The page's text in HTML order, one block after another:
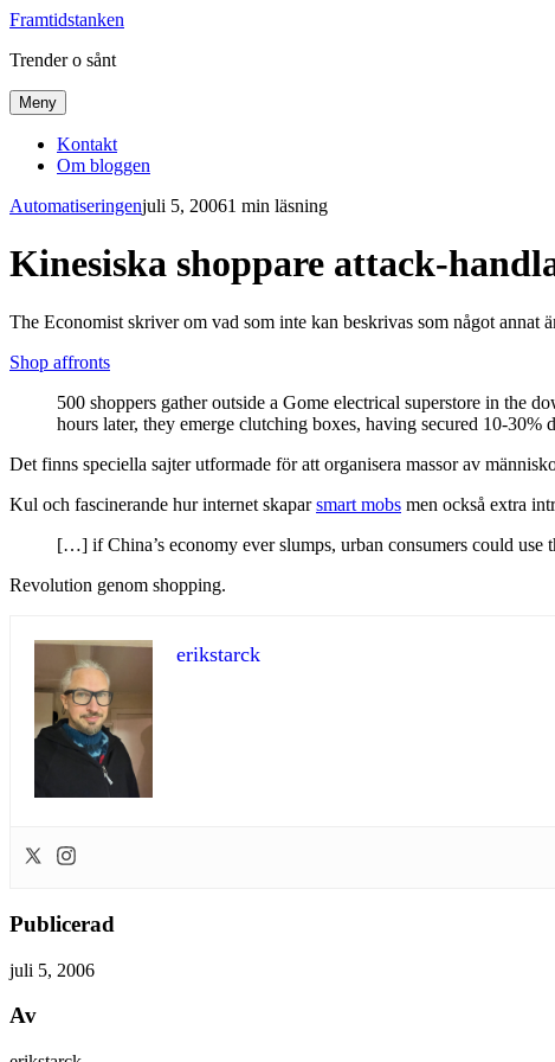
Framtidstanken
Trender o sånt
Meny
Kontakt
Om bloggen
Automatiseringenjuli 5, 20061 min läsning
Kinesiska shoppare attack-
The Economist skriver om vad som inte kan beskrivas som något annat
Shop affronts
500 shoppers gather outside a Gome electrical superstore in the
hours later, they emerge clutching boxes, having secured 10-
Det finns speciella sajter utformade för att organisera massor av
Kul och fascinerande hur internet skaparsmart mobs men också extra
[…] if China’s economy ever slumps, urban consumers could
Revolution genom shopping.
erikstarck
Publicerad
juli 5, 2006
Av